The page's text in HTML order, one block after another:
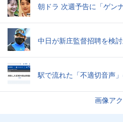
朝ドラ 次週予告に「ゲンナ
中日が新庄監督招聘を検
駅で流れた「不適切音声
画像ア